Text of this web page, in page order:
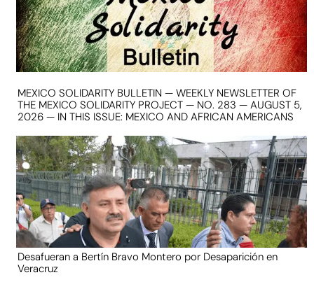
MEXICO SOLIDARITY BULLETIN — WEEKLY NEWSLETTER OF
THE MEXICO SOLIDARITY PROJECT — NO. 283 — AUGUST 5,
2026 — IN THIS ISSUE: MEXICO AND AFRICAN AMERICANS
Desafueran a Bertín Bravo Montero por Desaparición en
Veracruz